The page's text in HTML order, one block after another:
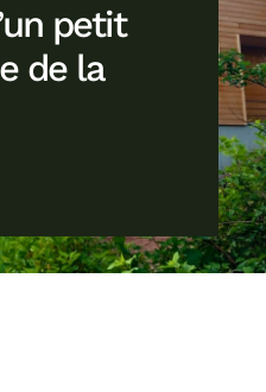
petit
de la